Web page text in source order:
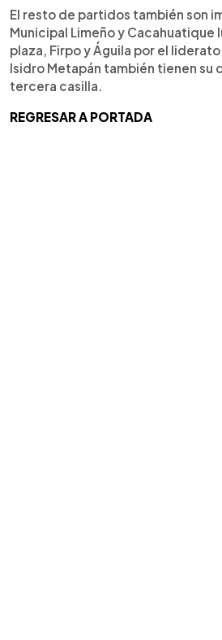
El resto de partidos también son
Municipal Limeño y Cacahuatique
plaza, Firpo y Águila por el
Isidro Metapán también tienen su
tercera casilla.
REGRESAR A PORTADA